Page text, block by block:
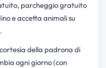
parcheggio gratuito
e accetta animali su
della padrona di
ogni giorno (con